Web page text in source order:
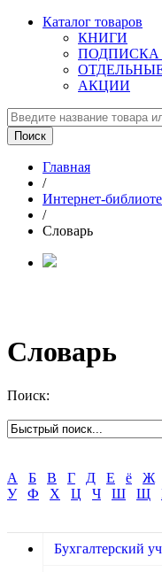
Каталог товаров
КНИГИ
АКЦИИ
Главная
/
Интернет-
/
Словарь
Словарь
Поиск:
А Б В Г Д Е ё Ж
У
Ф Х Ц Ч Ш Щ
Бухгалтерский